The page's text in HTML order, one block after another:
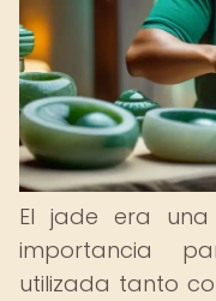
El jade era
importancia
utilizada tanto